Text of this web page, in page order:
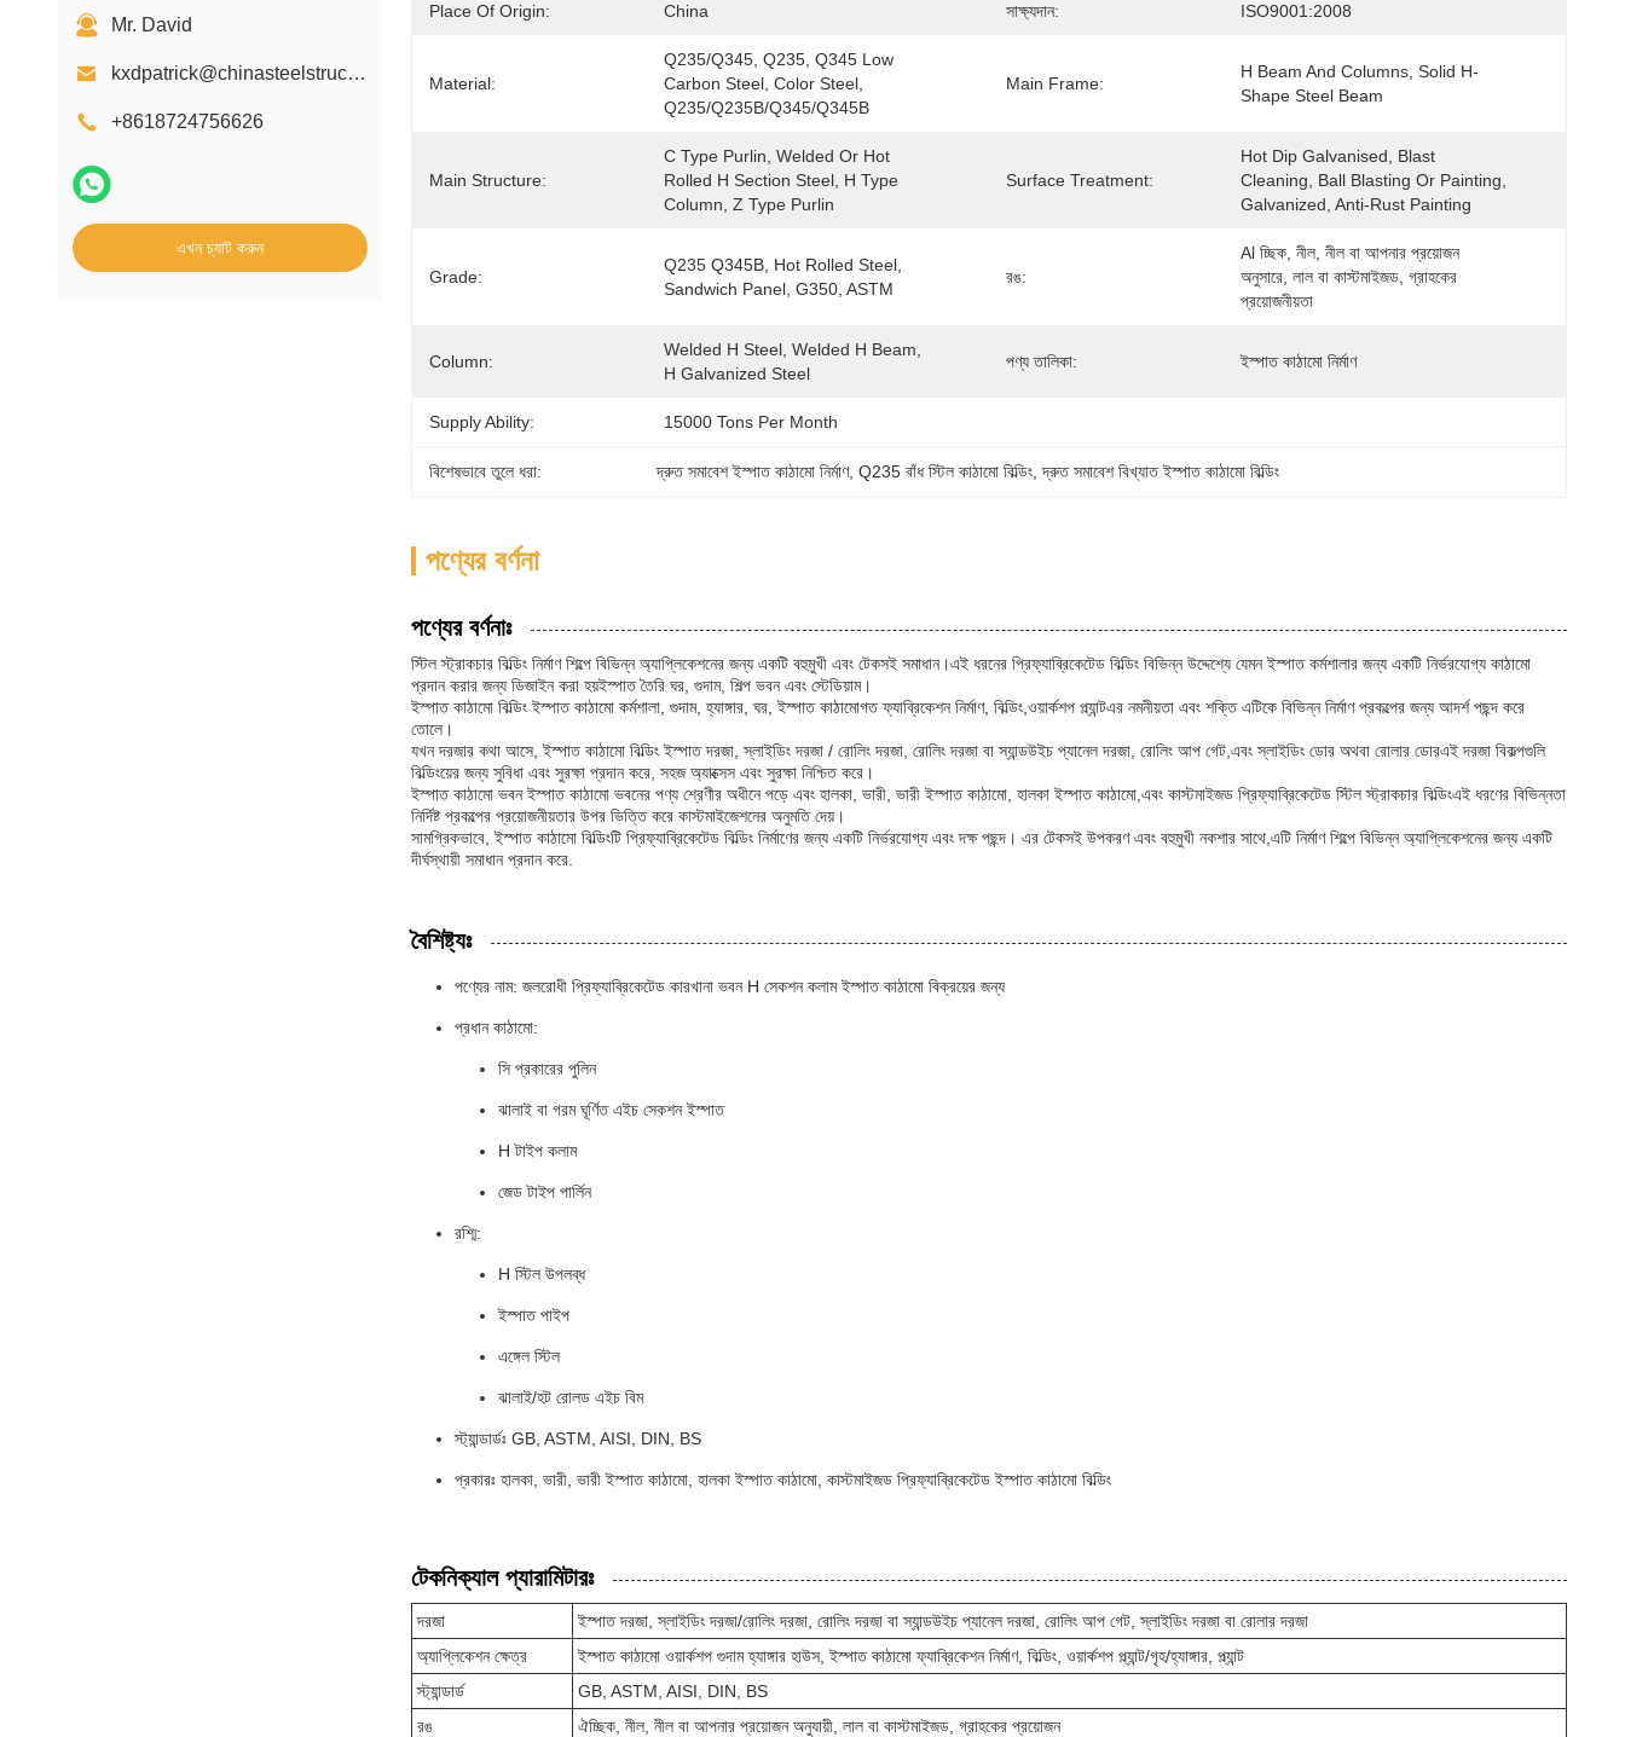
Mr. David
kxdpatrick@chinasteelstructure.cn
+8618724756626
এখন চ্যাট করুন
Place Of Origin: China সাক্ষ্যদান: ISO9001:2008
Material:
Q235/Q345, Q235, Q345 Low
Carbon Steel, Color Steel,
Q235/Q235B/Q345/Q345B
Main Frame:
H Beam And Columns, Solid H-
Shape Steel Beam
Main Structure:
C Type Purlin, Welded Or Hot
Rolled H Section Steel, H Type
Column, Z Type Purlin
Surface Treatment:
Hot Dip Galvanised, Blast
Cleaning, Ball Blasting Or Painting,
Galvanized, Anti-Rust Painting
Grade:
Q235 Q345B, Hot Rolled Steel,
Sandwich Panel, G350, ASTM
রঙ:
Al চ্ছিক, নীল, নীল বা আপনার প্রয়োজন
অনুসারে, লাল বা কাস্টমাইজড, গ্রাহকের
প্রয়োজনীয়তা
Column:
Welded H Steel, Welded H Beam,
H Galvanized Steel
পণ্য তালিকা: ইস্পাত কাঠামো নির্মাণ
Supply Ability: 15000 Tons Per Month
বিশেষভাবে তুলে ধরা: দ্রুত সমাবেশ ইস্পাত কাঠামো নির্মাণ, Q235 বাঁধ স্টিল কাঠামো বিল্ডিং , দ্রুত সমাবেশ বিখ্যাত ইস্পাত কাঠামো বিল্ডিং
পণ্যের বর্ণনা
পণ্যের বর্ণনাঃ
স্টিল স্ট্রাকচার বিল্ডিং নির্মাণ শিল্পে বিভিন্ন অ্যাপ্লিকেশনের জন্য একটি বহুমুখী এবং টেকসই সমাধান।এই ধরনের প্রিফ্যাব্রিকেটেড বিল্ডিং বিভিন্ন উদ্দেশ্যে যেমন ইস্পাত কর্মশালার জন্য একটি নির্ভরযোগ্য কাঠামো
প্রদান করার জন্য ডিজাইন করা হয়ইস্পাত তৈরি ঘর, গুদাম, শিল্প ভবন এবং স্টেডিয়াম।
ইস্পাত কাঠামো বিল্ডিং ইস্পাত কাঠামো কর্মশালা, গুদাম, হ্যাঙ্গার, ঘর, ইস্পাত কাঠামোগত ফ্যাব্রিকেশন নির্মাণ, বিল্ডিং,ওয়ার্কশপ প্ল্যান্টএর নমনীয়তা এবং শক্তি এটিকে বিভিন্ন নির্মাণ প্রকল্পের জন্য আদর্শ পছন্দ করে
তোলে।
যখন দরজার কথা আসে, ইস্পাত কাঠামো বিল্ডিং ইস্পাত দরজা, স্লাইডিং দরজা / রোলিং দরজা, রোলিং দরজা বা স্যান্ডউইচ প্যানেল দরজা, রোলিং আপ গেট,এবং স্লাইডিং ডোর অথবা রোলার ডোরএই দরজা বিকল্পগুলি
বিল্ডিংয়ের জন্য সুবিধা এবং সুরক্ষা প্রদান করে, সহজ অ্যাক্সেস এবং সুরক্ষা নিশ্চিত করে।
ইস্পাত কাঠামো ভবন ইস্পাত কাঠামো ভবনের পণ্য শ্রেণীর অধীনে পড়ে এবং হালকা, ভারী, ভারী ইস্পাত কাঠামো, হালকা ইস্পাত কাঠামো,এবং কাস্টমাইজড প্রিফ্যাব্রিকেটেড স্টিল স্ট্রাকচার বিল্ডিংএই ধরণের বিভিন্নতা
নির্দিষ্ট প্রকল্পের প্রয়োজনীয়তার উপর ভিত্তি করে কাস্টমাইজেশনের অনুমতি দেয়।
সামগ্রিকভাবে, ইস্পাত কাঠামো বিল্ডিংটি প্রিফ্যাব্রিকেটেড বিল্ডিং নির্মাণের জন্য একটি নির্ভরযোগ্য এবং দক্ষ পছন্দ। এর টেকসই উপকরণ এবং বহুমুখী নকশার সাথে,এটি নির্মাণ শিল্পে বিভিন্ন অ্যাপ্লিকেশনের জন্য একটি
দীর্ঘস্থায়ী সমাধান প্রদান করে.
বৈশিষ্ট্যঃ
পণ্যের নাম: জলরোধী প্রিফ্যাব্রিকেটেড কারখানা ভবন H সেকশন কলাম ইস্পাত কাঠামো বিক্রয়ের জন্য
প্রধান কাঠামো:
সি প্রকারের পুলিন
ঝালাই বা গরম ঘূর্ণিত এইচ সেকশন ইস্পাত
H টাইপ কলাম
জেড টাইপ পার্লিন
রশ্মি:
H স্টিল উপলব্ধ
ইস্পাত পাইপ
এঙ্গেল স্টিল
ঝালাই/হট রোলড এইচ বিম
স্ট্যান্ডার্ডঃ GB, ASTM, AISI, DIN, BS
প্রকারঃ হালকা, ভারী, ভারী ইস্পাত কাঠামো, হালকা ইস্পাত কাঠামো, কাস্টমাইজড প্রিফ্যাব্রিকেটেড ইস্পাত কাঠামো বিল্ডিং
টেকনিক্যাল প্যারামিটারঃ
দরজা
ইস্পাত দরজা, স্লাইডিং দরজা/রোলিং দরজা, রোলিং দরজা বা স্যান্ডউইচ প্যানেল দরজা, রোলিং আপ গেট, স্লাইডিং দরজা বা রোলার দরজা
অ্যাপ্লিকেশন ক্ষেত্র
ইস্পাত কাঠামো ওয়ার্কশপ গুদাম হ্যাঙ্গার হাউস, ইস্পাত কাঠামো ফ্যাব্রিকেশন নির্মাণ, বিল্ডিং, ওয়ার্কশপ প্ল্যান্ট/গৃহ/হ্যাঙ্গার, প্ল্যান্ট
স্ট্যান্ডার্ড
GB, ASTM, AISI, DIN, BS
রঙ
ঐচ্ছিক, নীল, নীল বা আপনার প্রয়োজন অনুযায়ী, লাল বা কাস্টমাইজড, গ্রাহকের প্রয়োজন